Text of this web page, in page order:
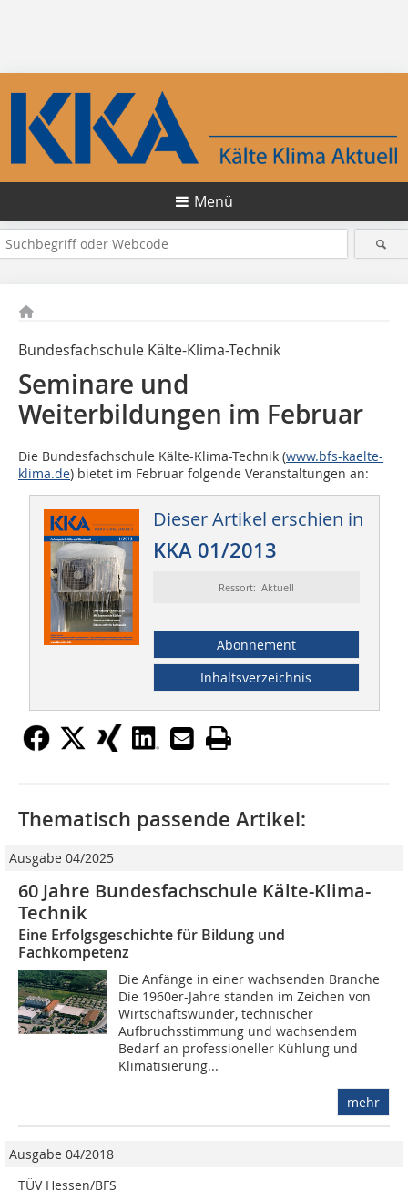
Menü
Bundesfachschule Kälte-Klima-Technik
Seminare und
Weiterbildungen im Februar
Die Bundesfachschule Kälte-Klima-Technik (www.bfs-kaelte-
klima.de) bietet im Februar folgende Veranstaltungen an:
Dieser Artikel erschien in
KKA 01/2013
Ressort: Aktuell
Abonnement
Inhaltsverzeichnis
Thematisch passende Artikel:
Ausgabe 04/2025
60 Jahre Bundesfachschule Kälte-Klima-
Technik
Eine Erfolgsgeschichte für Bildung und
Fachkompetenz
Die Anfänge in einer wachsenden Branche
Die 1960er-Jahre standen im Zeichen von
Wirtschaftswunder, technischer
Aufbruchsstimmung und wachsendem
Bedarf an professioneller Kühlung und
Klimatisierung...
mehr
Ausgabe 04/2018
TÜV Hessen/BFS